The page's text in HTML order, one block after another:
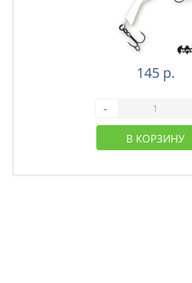
145 р.
-
В КОРЗИНУ